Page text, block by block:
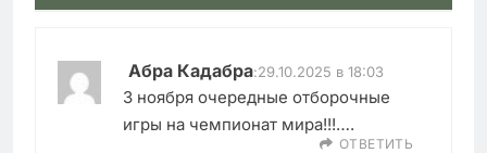
Абра Кадабра:29.10.2025 в 18:03
3 ноября очередные отборочные
игры на чемпионат мира!!!….
ОТВЕТИТЬ